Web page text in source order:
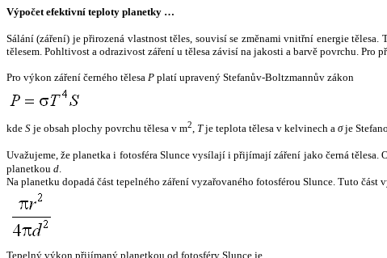
Výpočet efektivní teploty planetky …
Sálání (záření) je přirozená vlastnost těles, souvisí se změnami vnitřní energie
tělesem. Pohltivost a odrazivost záření u tělesa závisí na jakosti a barvě povrchu.
Pro výkon záření černého tělesa P platí upravený Stefanův-Boltzmannův zákon
kde S je obsah plochy povrchu tělesa v m2, Tje teplota tělesa v kelvinech a σje
Uvažujeme, že planetka i fotosféra Slunce vysílají i přijímají záření jako černá tělesa.
planetkou d.
Na planetku dopadá část tepelného záření vyzařovaného fotosférou Slunce. Tuto
Tepelný výkon přijímaný planetkou od fotosféry Slunce je